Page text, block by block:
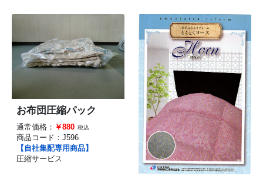
お布団圧縮パック
通常価格： ￥880 税込
商品コード： J596
【自社集配専用商品】
圧縮サービス